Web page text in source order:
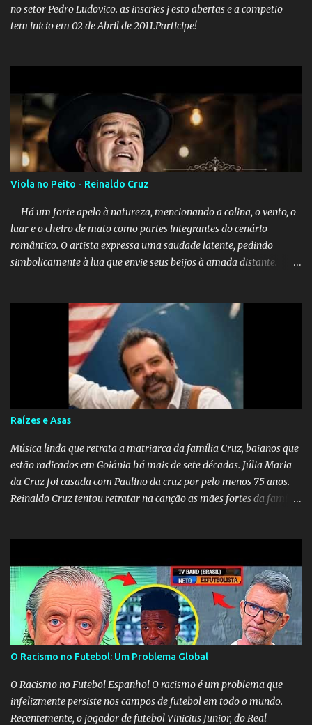
de fake news não é uma surpresa, pois faz parte de um padrão...
no setor Pedro Ludovico. as inscries j esto abertas e a competio
tem inicio em 02 de Abril de 2011.Participe!
Viola no Peito - Reinaldo Cruz
Há um forte apelo à natureza, mencionando a colina, o vento, o
luar e o cheiro de mato como partes integrantes do cenário
romântico. O artista expressa uma saudade latente, pedindo
simbolicamente à lua que envie seus beijos à amada distante. A
destino. Reinaldo Cruz enfatiza que seu coração nasceu para ela e
que continuará esperando enquanto houver canções para entoar. A
obra conclui como uma promessa de fidelidade e esperança no
reencontro, unindo a tradição da viola com o sentimento universal
do amor. No geral, o vídeo apresenta uma narrativa lírica sobre a
persistência do afeto através do tempo e do espaço. YouTube
YouTube YouTube
Raízes e Asas
Música linda que retrata a matriarca da família Cruz, baianos que
estão radicados em Goiânia há mais de sete décadas. Júlia Maria
da Cruz foi casada com Paulino da cruz por pelo menos 75 anos.
Reinaldo Cruz tentou retratar na canção as mães fortes da família
O Racismo no Futebol: Um Problema Global
O Racismo no Futebol Espanhol O racismo é um problema que
infelizmente persiste nos campos de futebol em todo o mundo.
Recentemente, o jogador de futebol Vinicius Junior, do Real